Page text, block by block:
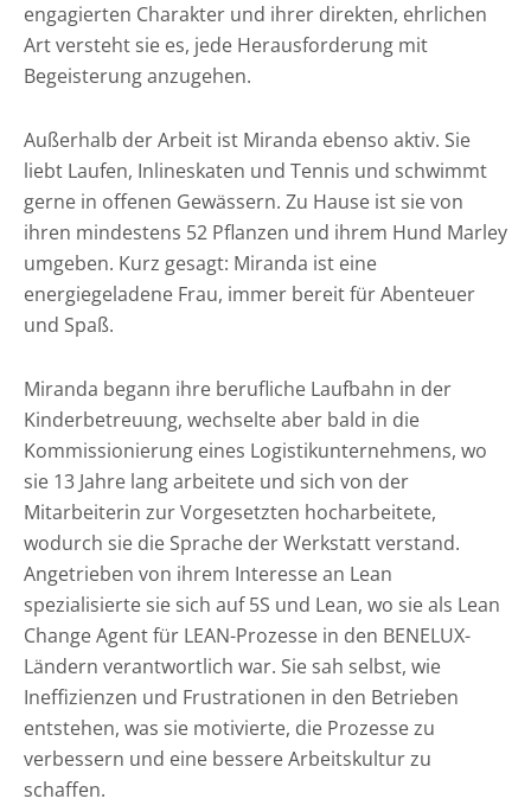
engagierten Charakter und ihrer direkten, ehrlichen
Art versteht sie es, jede Herausforderung mit
Begeisterung anzugehen.
Außerhalb der Arbeit ist Miranda ebenso aktiv. Sie
liebt Laufen, Inlineskaten und Tennis und schwimmt
gerne in offenen Gewässern. Zu Hause ist sie von
ihren mindestens 52 Pflanzen und ihrem Hund Marley
umgeben. Kurz gesagt: Miranda ist eine
energiegeladene Frau, immer bereit für Abenteuer
und Spaß.
Miranda begann ihre berufliche Laufbahn in der
Kinderbetreuung, wechselte aber bald in die
Kommissionierung eines Logistikunternehmens, wo
sie 13 Jahre lang arbeitete und sich von der
Mitarbeiterin zur Vorgesetzten hocharbeitete,
wodurch sie die Sprache der Werkstatt verstand.
Angetrieben von ihrem Interesse an Lean
spezialisierte sie sich auf 5S und Lean, wo sie als Lean
Change Agent für LEAN-Prozesse in den BENELUX-
Ländern verantwortlich war. Sie sah selbst, wie
Ineffizienzen und Frustrationen in den Betrieben
entstehen, was sie motivierte, die Prozesse zu
verbessern und eine bessere Arbeitskultur zu
schaffen.